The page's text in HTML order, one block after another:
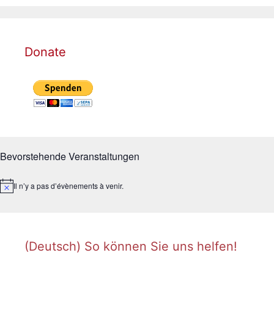
Donate
Bevorstehende Veranstaltungen
N
Il n’y a pas d’évènements à venir.
(Deutsch) So können Sie uns helfen!